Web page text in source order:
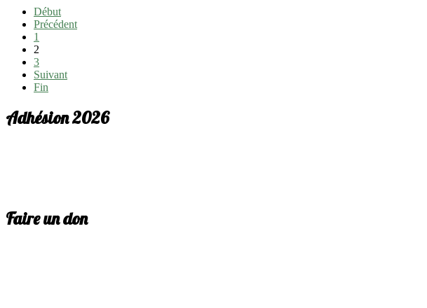
Début
Précédent
1
2
3
Suivant
Fin
Adhésion 2026
Faire un don